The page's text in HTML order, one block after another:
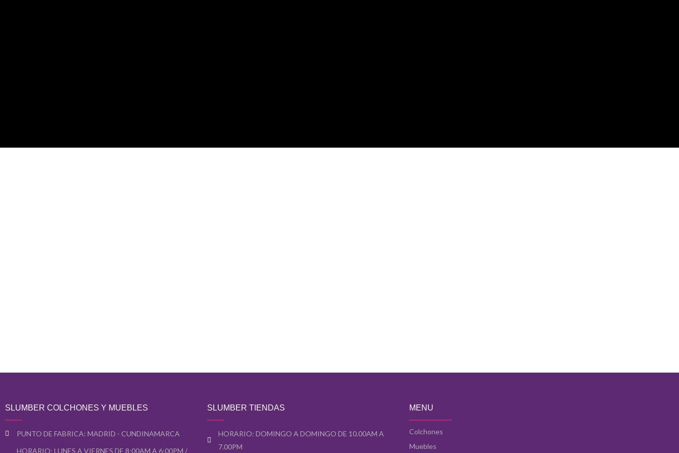
SLUMBER COLCHONES Y MUEBLES
PUNTO DE FABRICA: MADRID - CUNDINAMARCA
HORARIO: LUNES A VIERNES DE 8:00AM A 6:00PM /
SLUMBER TIENDAS
HORARIO: DOMINGO A DOMINGO DE 10.00AM A
7.00PM
MENU
Colchones
Muebles